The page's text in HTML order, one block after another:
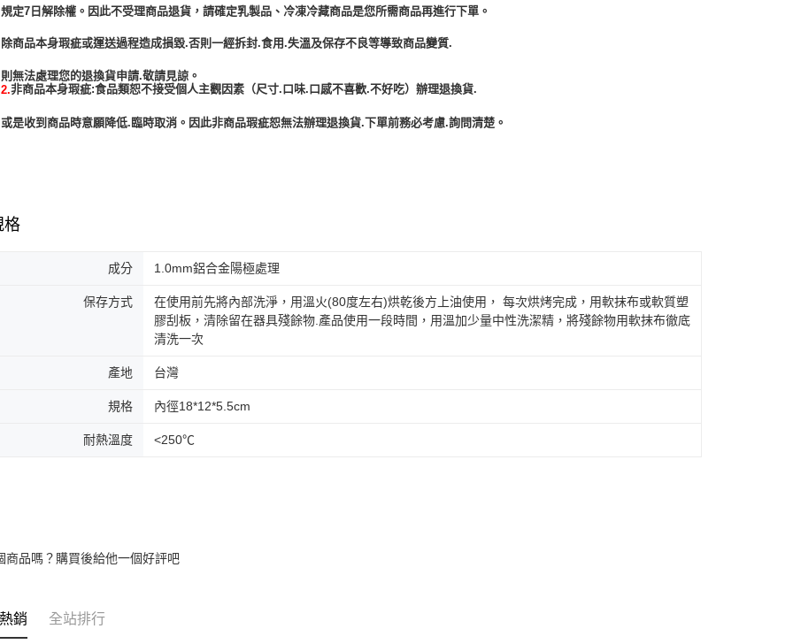
規定7日解除權。因此不受理商品退貨，請確定乳製品、冷凍冷藏商品是您所需商品再進行下單。
除商品本身瑕疵或運送過程造成損毀.否則一經拆封.食用.失溫及保存不良等導致商品變質.
2.非商品本身瑕疵:食品類恕不接受個人主觀因素（尺寸.口味.口感不喜歡.不好吃）辦理退換貨.
或是收到商品時意願降低.臨時取消。因此非商品瑕疵恕無法辦理退換貨.下單前務必考慮.詢問清楚。
格
成分 1.0mm鋁合金陽極處理
保存方式
在使用前先將內部洗淨，用溫火(80度左右)烘乾後方上油使用， 每次烘烤完成，用軟抹布或軟質塑
膠刮板，清除留在器具殘餘物.產品使用一段時間，用溫加少量中性洗潔精，將殘餘物用軟抹布徹底
清洗一次
產地 台灣
規格 內徑18*12*5.5cm
耐熱溫度 <250℃
商品嗎？購買後給他一個好評吧
銷 全站排行